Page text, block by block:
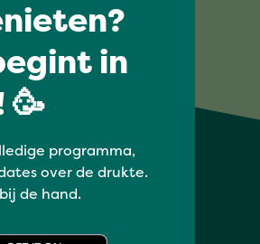
in
🥳
programma,
over de drukte.
de hand.